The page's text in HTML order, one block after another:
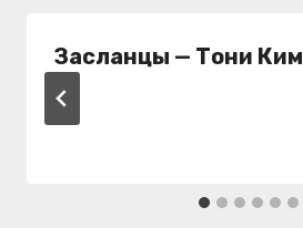
Засланцы — Тони Ким